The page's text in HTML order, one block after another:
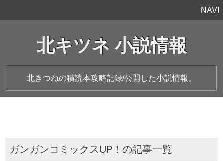
NAVI
北キツネ 小説情報
北きつねの積読本攻略記録/公開した小説情報。
ガンガンコミックスUP！の記事一覧